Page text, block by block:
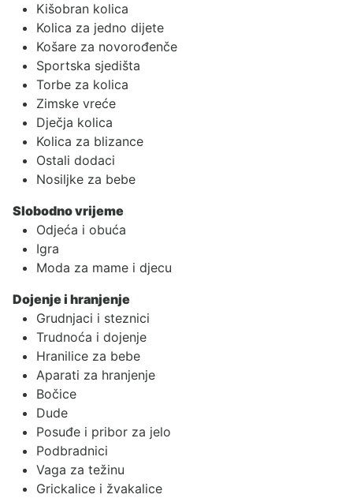
Kišobran kolica
Kolica za jedno dijete
Košare za novorođenče
Sportska sjedišta
Torbe za kolica
Zimske vreće
Dječja kolica
Kolica za blizance
Ostali dodaci
Nosiljke za bebe
Slobodno vrijeme
Odjeća i obuća
Igra
Moda za mame i djecu
Dojenje i hranjenje
Grudnjaci i steznici
Trudnoća i dojenje
Hranilice za bebe
Aparati za hranjenje
Bočice
Dude
Posuđe i pribor za jelo
Podbradnici
Vaga za težinu
Grickalice i žvakalice